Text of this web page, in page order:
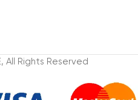
All Rights Reserved